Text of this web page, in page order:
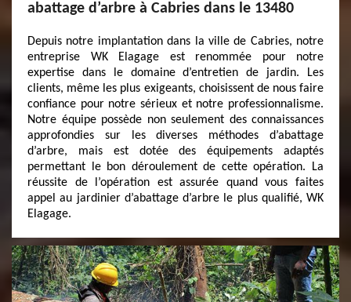
abattage d’arbre à Cabries dans le 13480
Depuis notre implantation dans la ville de Cabries, notre
entreprise WK Elagage est renommée pour notre
expertise dans le domaine d’entretien de jardin. Les
clients, même les plus exigeants, choisissent de nous faire
confiance pour notre sérieux et notre professionnalisme.
Notre équipe possède non seulement des connaissances
approfondies sur les diverses méthodes d’abattage
d’arbre, mais est dotée des équipements adaptés
permettant le bon déroulement de cette opération. La
réussite de l’opération est assurée quand vous faites
appel au jardinier d’abattage d’arbre le plus qualifié, WK
Elagage.